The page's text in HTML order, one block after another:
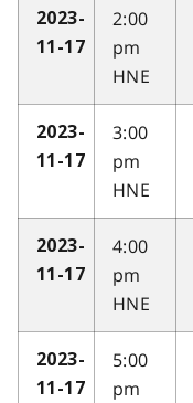
2023-
11-17
2:00
pm
HNE
2023-
11-17
3:00
pm
HNE
2023-
11-17
4:00
pm
HNE
2023-
11-17
5:00
pm